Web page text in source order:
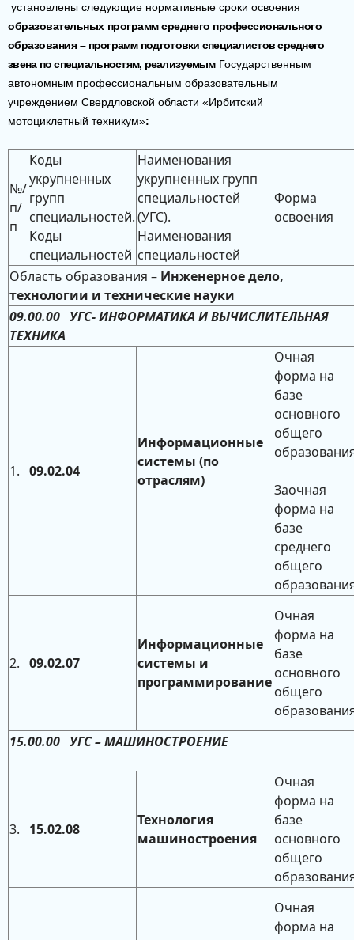
установлены следующие нормативные сроки освоения
образовательных программ среднего профессионального
образования – программ подготовки специалистов среднего
звена по специальностям, реализуемымГосударственным
автономным профессиональным образовательным
учреждением Свердловской области «Ирбитский
мотоциклетный техникум»:
№/
п/
п
Коды
укрупненных
групп
специальностей.
Коды
специальностей
Наименования
укрупненных групп
специальностей
(УГС).
Наименования
специальностей
Форма
освоения
Область образования – Инженерное дело,
технологии и технические науки
09.00.00 УГС- ИНФОРМАТИКА И ВЫЧИСЛИТЕЛЬНАЯ
ТЕХНИКА
1. 09.02.04
Информационные
системы (по
отраслям)
Очная
форма на
базе
основного
общего
Заочная
форма на
базе
среднего
общего
2. 09.02.07
Информационные
системы и
программирование
Очная
форма на
базе
основного
общего
15.00.00 УГС – МАШИНОСТРОЕНИЕ
3. 15.02.08
Технология
машиностроения
Очная
форма на
базе
основного
общего
Очная
форма на